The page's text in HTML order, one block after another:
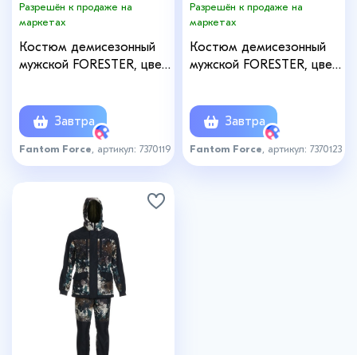
Разрешён к продаже на
маркетах
Костюм демисезонный
мужской FORESTER, цвет
Завтра
Fantom Force , артикул: 7370119
Разрешён к продаже на
маркетах
Костюм демисезонный
мужской FORESTER, цвет
Завтра
Fantom Force , артикул: 7370123